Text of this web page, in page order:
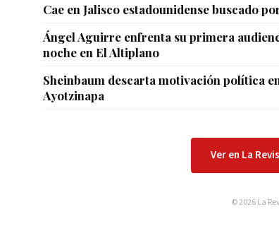
Cae en Jalisco estadounidense buscado
Ángel Aguirre enfrenta su primera
noche en El Altiplano
Sheinbaum descarta motivación política
Ayotzinapa
Ver en La
© 2026 La